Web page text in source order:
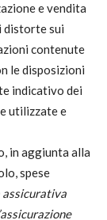
e vendita
distorte sui
contenute
le disposizioni
indicativo dei
utilizzate e
in aggiunta alla
spese
assicurativa